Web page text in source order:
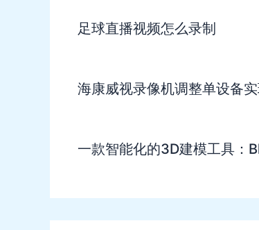
足球直播视频怎么录制
海康威视录像机调整单设备
一款智能化的3D建模工具：